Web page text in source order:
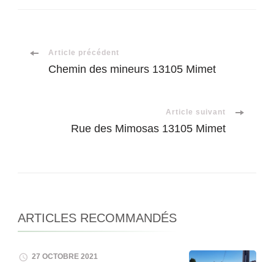
Navigation
Article précédent
Chemin des mineurs 13105 Mimet
Article suivant
Rue des Mimosas 13105 Mimet
ARTICLES RECOMMANDÉS
27 OCTOBRE 2021